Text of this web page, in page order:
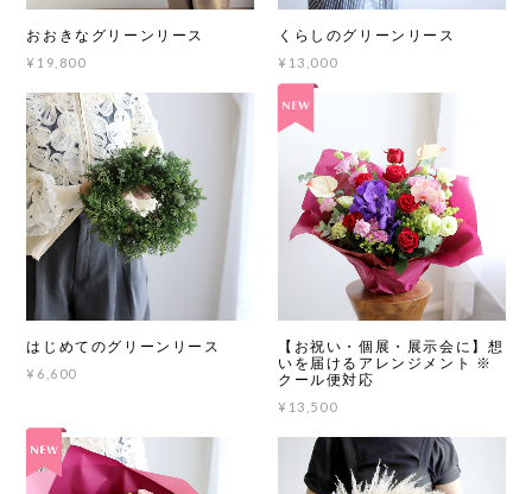
おおきなグリーンリース
¥19,800
くらしのグリーンリース
¥13,000
はじめてのグリーンリース
¥6,600
【お祝い・個展・展示会に】想
いを届けるアレンジメント ※
クール便対応
¥13,500